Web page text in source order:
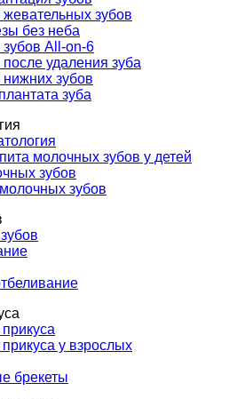
зубов
без неба
All-on-6
удаления зуба
зубов
зуба
молочных зубов у детей
зубов
зубов
у взрослых
брекеты